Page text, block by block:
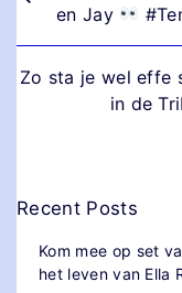
en Jay
Zo sta je wel effe
in de
Recent Posts
Kom mee op set
het leven van Ella